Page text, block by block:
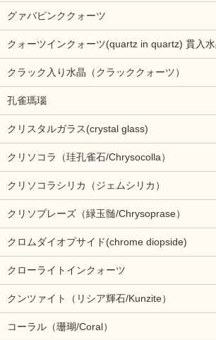
グァバピンククォーツ
クォーツインクォーツ(quartz in quartz) 貫入
クラック入り水晶（クラッククォーツ）
孔雀瑪瑙
クリスタルガラス(crystal glass)
クリソコラ（珪孔雀石/Chrysocolla）
クリソコラシリカ（ジェムシリカ）
クリソプレーズ（緑玉髄/Chrysoprase）
クロムダイオプサイド(chrome diopside)
クローライトインクォーツ
クンツァイト（リシア輝石/Kunzite）
コーラル（珊瑚/Coral）